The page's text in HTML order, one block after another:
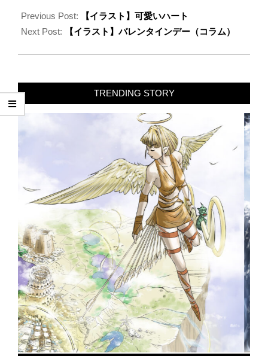
02-
13
Previous Post:
【イラスト】可愛いハート
Next Post:
【イラスト】バレンタインデー（コラム）
TRENDING STORY